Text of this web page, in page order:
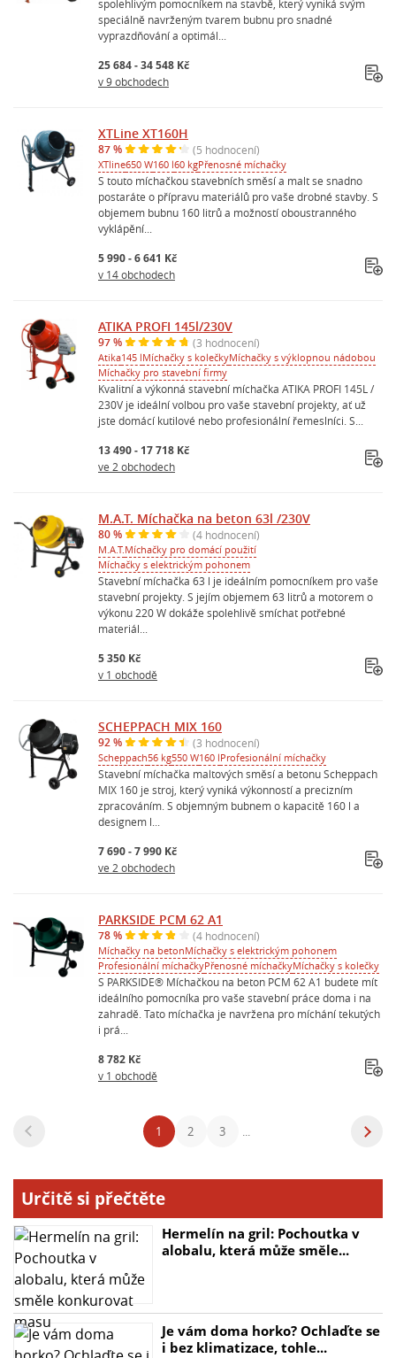
spolehlivým pomocníkem na stavbě, který vyniká svým
speciálně navrženým tvarem bubnu pro snadné
vyprazdňování a optimál...
25 684 - 34 548 Kč
v 9 obchodech
XTLine XT160H
87 % (5 hodnocení)
XTline650 W160 l60 kgPřenosné míchačky
S touto míchačkou stavebních směsí a malt se snadno
postaráte o přípravu materiálů pro vaše drobné stavby. S
objemem bubnu 160 litrů a možností oboustranného
vyklápění...
5 990 - 6 641 Kč
v 14 obchodech
ATIKA PROFI 145l/230V
97 % (3 hodnocení)
Atika145 lMíchačky s kolečkyMíchačky s výklopnou nádobou
Míchačky pro stavební firmy
Kvalitní a výkonná stavební míchačka ATIKA PROFI 145L /
230V je ideální volbou pro vaše stavební projekty, ať už
jste domácí kutilové nebo profesionální řemeslníci. S...
13 490 - 17 718 Kč
ve 2 obchodech
M.A.T. Míchačka na beton 63l /230V
80 % (4 hodnocení)
M.A.T. Míchačky pro domácí použití
Míchačky s elektrickým pohonem
Stavební míchačka 63 l je ideálním pomocníkem pro vaše
stavební projekty. S jejím objemem 63 litrů a motorem o
výkonu 220 W dokáže spolehlivě smíchat potřebné
materiál...
5 350 Kč
v 1 obchodě
SCHEPPACH MIX 160
92 % (3 hodnocení)
Scheppach56 kg550 W160 lProfesionální míchačky
Stavební míchačka maltových směsí a betonu Scheppach
MIX 160 je stroj, který vyniká výkonností a precizním
zpracováním. S objemným bubnem o kapacitě 160 l a
designem l...
7 690 - 7 990 Kč
ve 2 obchodech
PARKSIDE PCM 62 A1
78 % (4 hodnocení)
Míchačky na betonMíchačky s elektrickým pohonem
Profesionální míchačkyPřenosné míchačkyMíchačky s kolečky
S PARKSIDE® Míchačkou na beton PCM 62 A1 budete mít
ideálního pomocníka pro vaše stavební práce doma i na
zahradě. Tato míchačka je navržena pro míchání tekutých
i prá...
8 782 Kč
v 1 obchodě
1 2 3
Určitě si přečtěte
Hermelín na gril: Pochoutka v
alobalu, která může směle...
Je vám doma horko? Ochlaďte se
i bez klimatizace, tohle...